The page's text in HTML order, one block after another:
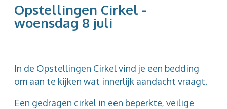
Opstellingen Cirkel -
woensdag 8 juli
In de Opstellingen Cirkel vind je een bedding
om aan te kijken wat innerlijk aandacht vraagt.
Een gedragen cirkel in een beperkte, veilige